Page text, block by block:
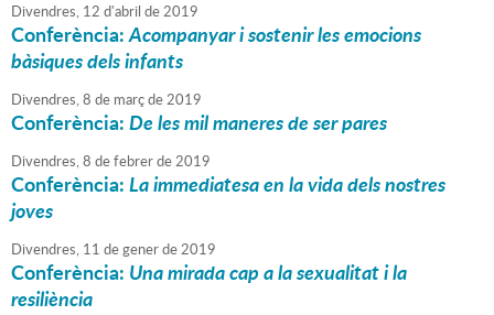
Divendres, 12 d'abril de2019
Conferència:Acompanyar i sostenir les emocions
bàsiques dels infants
Divendres,8 de marçde2019
Conferència:De les mil maneres de ser pares
Divendres,8 defebrerde2019
Conferència:La immediatesa en la vida dels nostres
joves
Divendres, 11 degenerde2019
Conferència: Una mirada cap a la sexualitat i la
resiliència